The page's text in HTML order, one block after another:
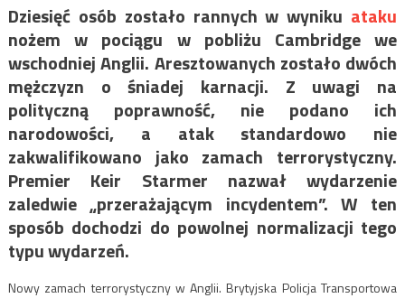
Dziesięć osób zostało rannych w wyniku ataku
nożem w pociągu w pobliżu Cambridge we
wschodniej Anglii. Aresztowanych zostało dwóch
mężczyzn o śniadej karnacji. Z uwagi na
polityczną poprawność, nie podano ich
narodowości, a atak standardowo nie
zakwalifikowano jako zamach terrorystyczny.
Premier Keir Starmer nazwał wydarzenie
zaledwie „przerażającym incydentem”. W ten
sposób dochodzi do powolnej normalizacji tego
typu wydarzeń.
Nowy zamach terrorystyczny w Anglii. Brytyjska Policja Transportowa